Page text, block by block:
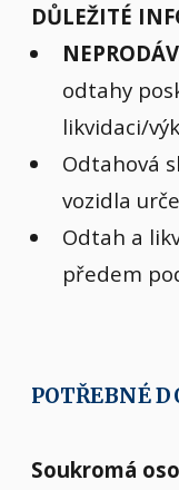
DŮLEŽITÉ
odtahy
likvidaci/
Odtahová
vozidla
Odtah a
předem
POTŘEBNÉ
Soukromá